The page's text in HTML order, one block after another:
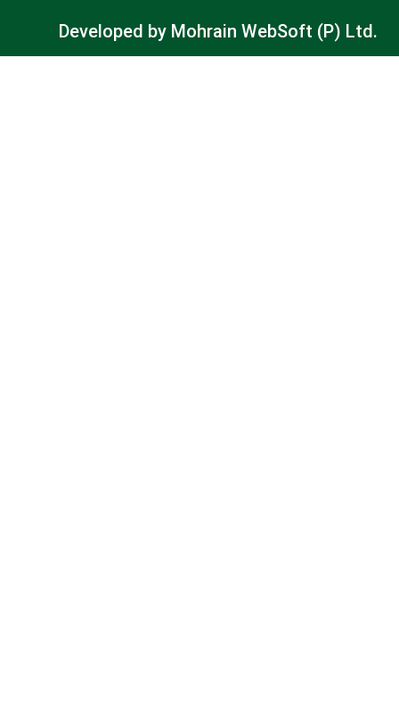
Developed by Mohrain WebSoft (P) Ltd.